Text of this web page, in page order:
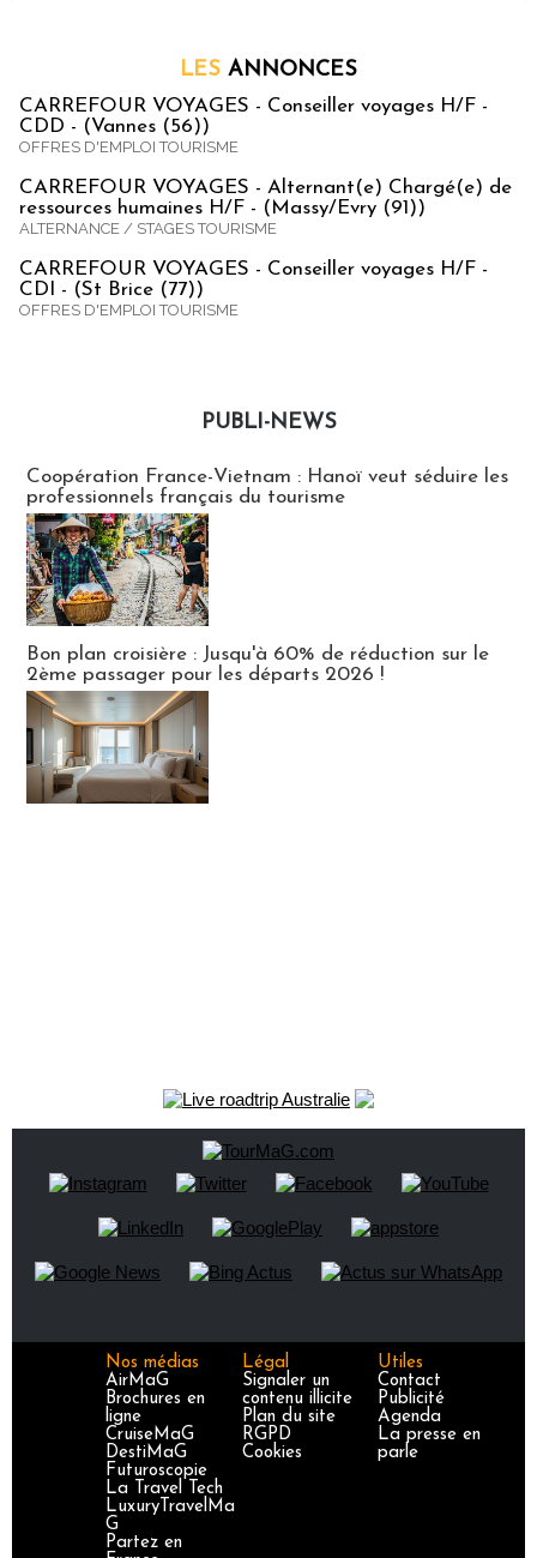
LES ANNONCES
CARREFOUR VOYAGES - Conseiller voyages H/F -
CDD - (Vannes (56))
OFFRES D'EMPLOI TOURISME
CARREFOUR VOYAGES - Alternant(e) Chargé(e) de
ressources humaines H/F - (Massy/Evry (91))
ALTERNANCE / STAGES TOURISME
CARREFOUR VOYAGES - Conseiller voyages H/F -
CDI - (St Brice (77))
OFFRES D'EMPLOI TOURISME
PUBLI-NEWS
Coopération France-Vietnam : Hanoï veut séduire les
professionnels français du tourisme
Bon plan croisière : Jusqu'à 60% de réduction sur le
2ème passager pour les départs 2026 !
Nos médias
AirMaG
Brochures en
ligne
CruiseMaG
DestiMaG
Futuroscopie
La Travel Tech
LuxuryTravelMa
G
Partez en
Légal
Signaler un
contenu illicite
Plan du site
RGPD
Cookies
Utiles
Contact
Publicité
Agenda
La presse en
parle